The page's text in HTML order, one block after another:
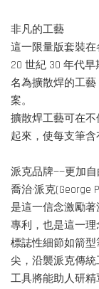
非凡的工藝
這一限量版套裝
20 世紀 30 年代
名為擴散焊的工
案。
擴散焊工藝可在
起來，使每支筆含
派克品牌——更加
喬治·派克
是這一信念激勵
專利，也是這一理
標誌性細節如箭
尖，沿襲派克傳
工具將能助人研